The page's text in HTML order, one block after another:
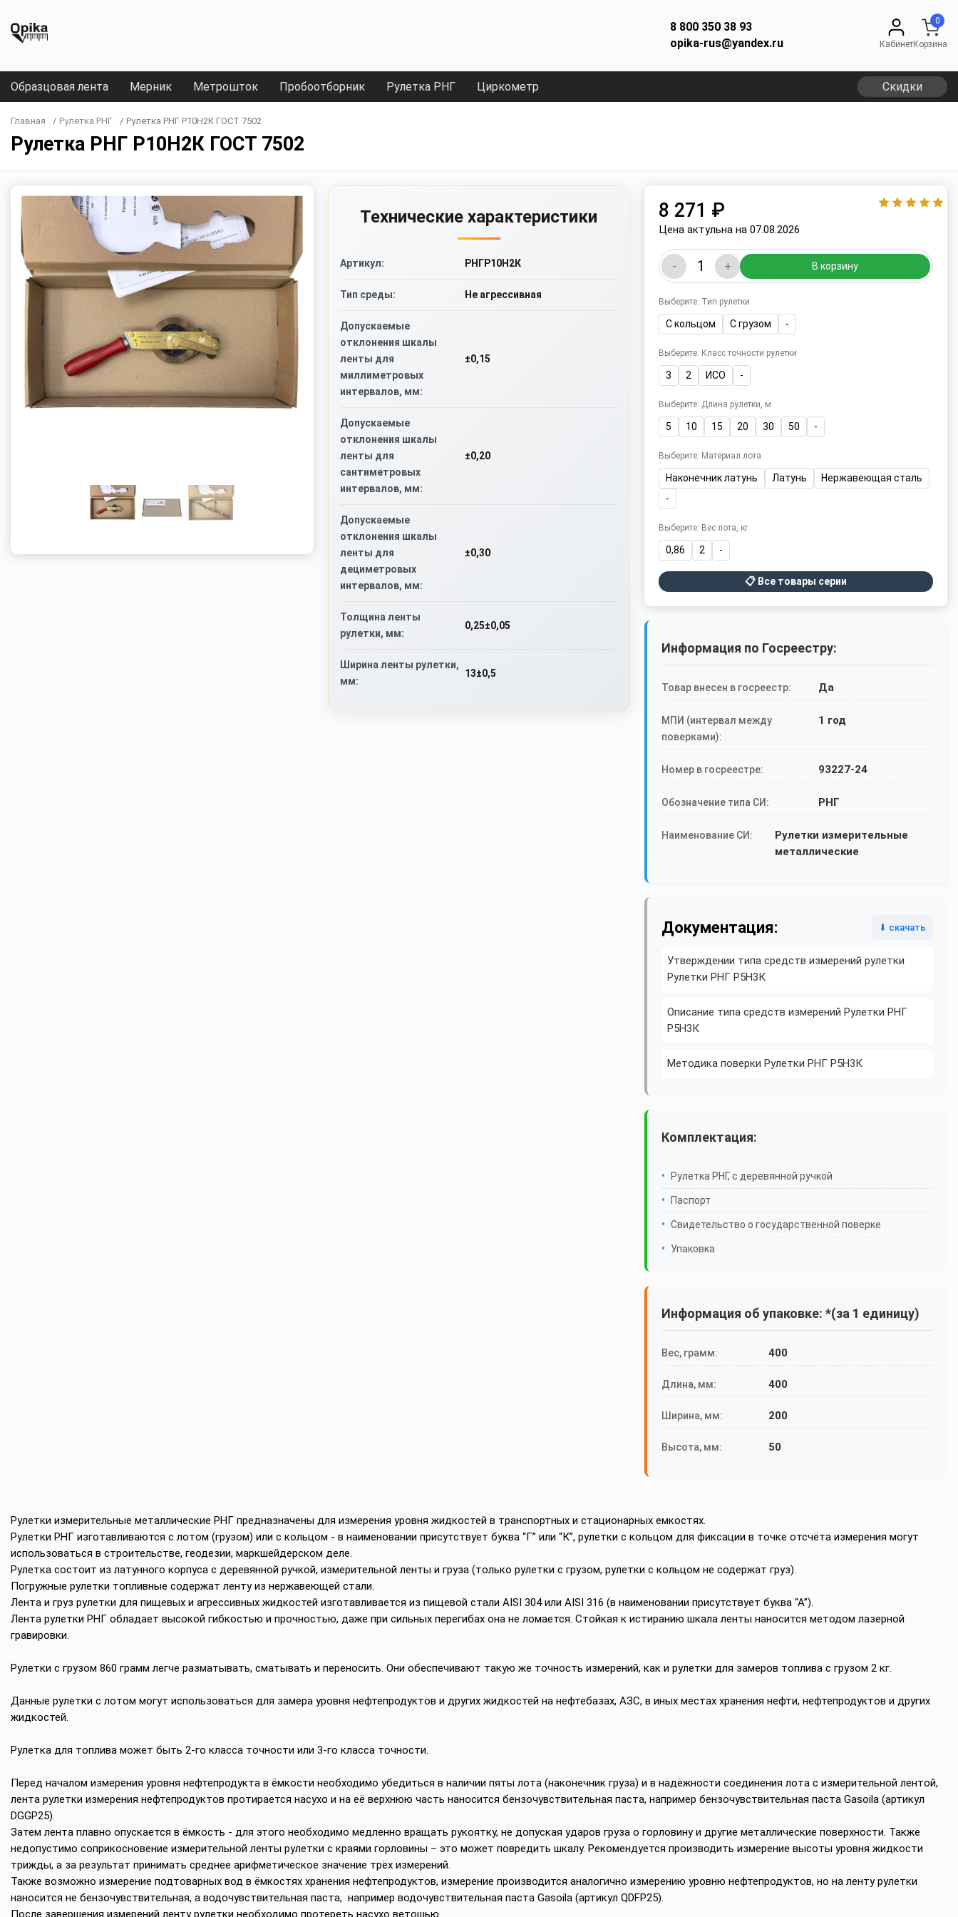
8 800 350 38 93
opika-rus@yandex.ru
Кабинет
0
Корзина
Образцовая лента Мерник Метрошток Пробоотборник Рулетка РНГ Циркометр Скидки
Главная / Рулетка РНГ / Рулетка РНГ Р10Н2К ГОСТ 7502
Рулетка РНГ Р10Н2К ГОСТ 7502
Технические характеристики
Артикул: РНГР10Н2К
Тип среды: Не агрессивная
Допускаемые
отклонения шкалы
ленты для
миллиметровых
интервалов, мм:
±0,15
Допускаемые
отклонения шкалы
ленты для
сантиметровых
интервалов, мм:
±0,20
Допускаемые
отклонения шкалы
ленты для
дециметровых
интервалов, мм:
±0,30
Толщина ленты
рулетки, мм:
0,25±0,05
Ширина ленты рулетки,
мм:
13±0,5
8 271 ₽
Цена актульна на 07.08.2026
- + В корзину
Выберите: Тип рулетки
С кольцом С грузом -
Выберите: Класс точности рулетки
3 2 ИСО -
Выберите: Длина рулетки, м
5 10 15 20 30 50 -
Выберите: Материал лота
Наконечник латунь Латунь
Нержавеющая сталь
-
Выберите: Вес лота, кг
0,86 2 -
📋 Все товары серии
Информация по Госреестру:
Товар внесен в госреестр: Да
МПИ (интервал между
поверками):
1 год
Номер в госреестре: 93227-24
Обозначение типа СИ: РНГ
Наименование СИ:
Рулетки измерительные
металлические
Документация: ⬇ скачать
Утверждении типа средств измерений рулетки
Рулетки РНГ Р5Н3К
Описание типа средств измерений Рулетки РНГ
Р5Н3К
Методика поверки Рулетки РНГ Р5Н3К
Комплектация:
Рулетка РНГ, с деревянной ручкой
Паспорт
Свидетельство о государственной поверке
Упаковка
Информация об упаковке: *(за 1 единицу)
Вес, грамм: 400
Длина, мм: 400
Ширина, мм: 200
Высота, мм: 50
Рулетки измерительные металлические РНГ предназначены для измерения уровня жидкостей в транспортных и стационарных емкостях.
Рулетки РНГ изготавливаются с лотом (грузом) или с кольцом - в наименовании присутствует буква “Г” или “К”, рулетки с кольцом для фиксации в точке отсчёта измерения могут
использоваться в строительстве, геодезии, маркшейдерском деле.
Рулетка состоит из латунного корпуса с деревянной ручкой, измерительной ленты и груза (только рулетки с грузом, рулетки с кольцом не содержат груз).
Погружные рулетки топливные содержат ленту из нержавеющей стали.
Лента и груз рулетки для пищевых и агрессивных жидкостей изготавливается из пищевой стали AISI 304 или AISI 316 (в наименовании присутствует буква “А”).
Лента рулетки РНГ обладает высокой гибкостью и прочностью, даже при сильных перегибах она не ломается. Стойкая к истиранию шкала ленты наносится методом лазерной
гравировки.
Рулетки с грузом 860 грамм легче разматывать, сматывать и переносить. Они обеспечивают такую же точность измерений, как и рулетки для замеров топлива с грузом 2 кг.
Данные рулетки с лотом могут использоваться для замера уровня нефтепродуктов и других жидкостей на нефтебазах, АЗС, в иных местах хранения нефти, нефтепродуктов и других
жидкостей.
Рулетка для топлива может быть 2-го класса точности или 3-го класса точности.
Перед началом измерения уровня нефтепродукта в ёмкости необходимо убедиться в наличии пяты лота (наконечник груза) и в надёжности соединения лота с измерительной лентой,
лента рулетки измерения нефтепродуктов протирается насухо и на её верхнюю часть наносится бензочувствительная паста, например бензочувствительная паста Gasoila (артикул
DGGP25).
Затем лента плавно опускается в ёмкость - для этого необходимо медленно вращать рукоятку, не допуская ударов груза о горловину и другие металлические поверхности. Также
недопустимо соприкосновение измерительной ленты рулетки с краями горловины – это может повредить шкалу. Рекомендуется производить измерение высоты уровня жидкости
трижды, а за результат принимать среднее арифметическое значение трёх измерений.
Также возможно измерение подтоварных вод в ёмкостях хранения нефтепродуктов, измерение производится аналогично измерению уровню нефтепродуктов, но на ленту рулетки
наносится не бензочувствительная, а водочувствительная паста, например водочувствительная паста Gasoila (артикул QDFP25).
После завершения измерений ленту рулетки необходимо протереть насухо ветошью.